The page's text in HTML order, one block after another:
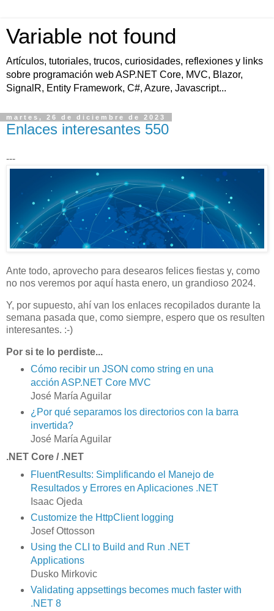
Variable not found
Artículos, tutoriales, trucos, curiosidades, reflexiones y links
sobre programación web ASP.NET Core, MVC, Blazor,
SignalR, Entity Framework, C#, Azure, Javascript...
martes, 26 de diciembre de 2023
Enlaces interesantes 550
---
Ante todo, aprovecho para desearos felices fiestas y, como
no nos veremos por aquí hasta enero, un grandioso 2024.
Y, por supuesto, ahí van los enlaces recopilados durante la
semana pasada que, como siempre, espero que os resulten
interesantes. :-)
Por si te lo perdiste...
Cómo recibir un JSON como string en una
acción ASP.NET Core MVC
José María Aguilar
¿Por qué separamos los directorios con la barra
invertida?
José María Aguilar
.NET Core / .NET
FluentResults: Simplificando el Manejo de
Resultados y Errores en Aplicaciones .NET
Isaac Ojeda
Customize the HttpClient logging
Josef Ottosson
Using the CLI to Build and Run .NET
Applications
Dusko Mirkovic
Validating appsettings becomes much faster with
.NET 8